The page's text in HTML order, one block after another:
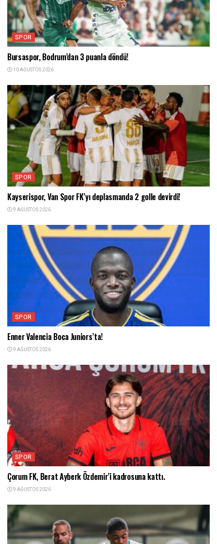
SPOR
Bursaspor, Bodrum’dan 3 puanla döndü!
10 AĞUSTOS 2026
SPOR
Kayserispor, Van Spor FK’yı deplasmanda 2 golle devirdi!
9 AĞUSTOS 2026
SPOR
Enner Valencia Boca Juniors’ta!
9 AĞUSTOS 2026
SPOR
Çorum FK, Berat Ayberk Özdemir’i kadrosuna kattı.
9 AĞUSTOS 2026